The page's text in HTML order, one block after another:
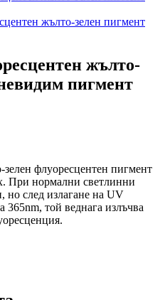
жълто-
пигмент
флуоресцентен пигмент
При нормални светлинни
но след излагане на UV
365nm, той веднага излъчва